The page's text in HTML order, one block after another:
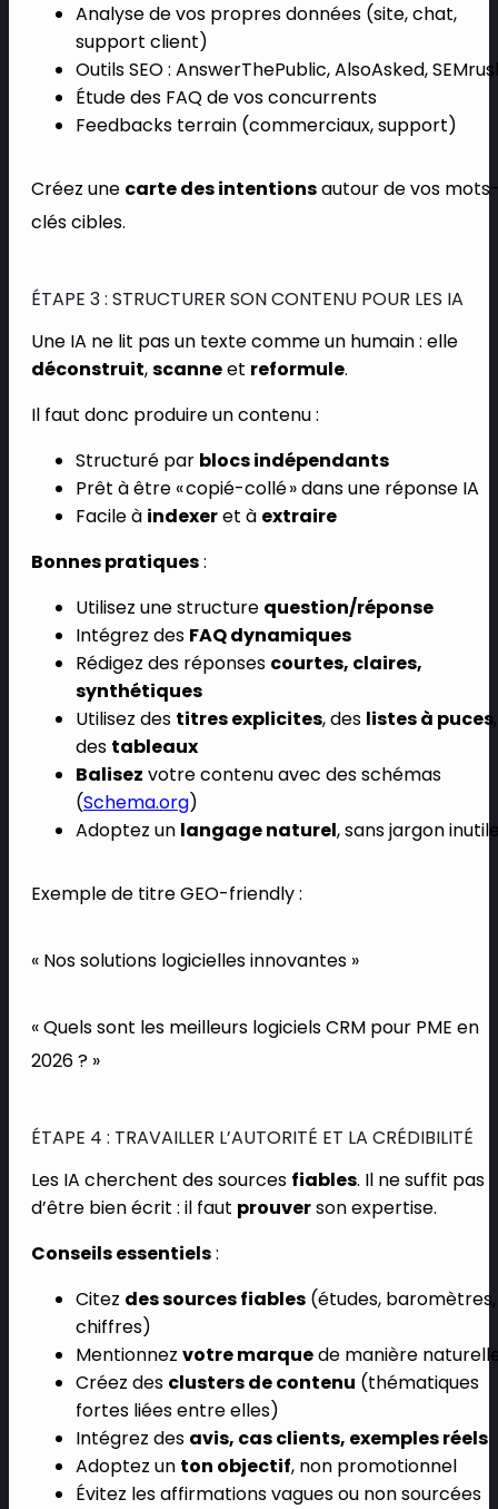
Analyse de vos propres données (site, chat,
support client)
Outils SEO : AnswerThePublic, AlsoAsked,
Étude des FAQ de vos concurrents
Feedbacks terrain (commerciaux, support)
Créez une carte des intentionsautour de vos
clés cibles.
ÉTAPE 3 : STRUCTURER SON CONTENU POUR LES IA
Une IA ne lit pas un texte comme un humain : elle
déconstruit,scanneet reformule.
Il faut donc produire un contenu :
Structuré par blocs indépendants
Prêt à être « copié-collé » dans une réponse IA
Facile à indexeret à extraire
Bonnes pratiques:
Utilisez une structure question/réponse
Intégrez des FAQ dynamiques
Rédigez des réponses courtes, claires,
synthétiques
Utilisez des titres explicites, des listes à puces,
des tableaux
Balisez votre contenu avec des schémas
(Schema.org)
Adoptez un langage naturel, sans jargon
Exemple de titre GEO-friendly :
« Nos solutions logicielles innovantes »
« Quels sont les meilleurs logiciels CRM pour PME en
2026 ? »
ÉTAPE 4 : TRAVAILLER L’AUTORITÉ ET LA CRÉDIBILITÉ
Les IA cherchent des sources fiables. Il ne suffit pas
d’être bien écrit : il faut prouverson expertise.
Conseils essentiels:
Citez des sources fiables (études, baromètres,
chiffres)
Mentionnez votre marquede manière
Créez des clusters de contenu (thématiques
fortes liées entre elles)
Intégrez des avis, cas clients, exemples réels
Adoptez un ton objectif, non promotionnel
Évitez les affirmations vagues ou non sourcées